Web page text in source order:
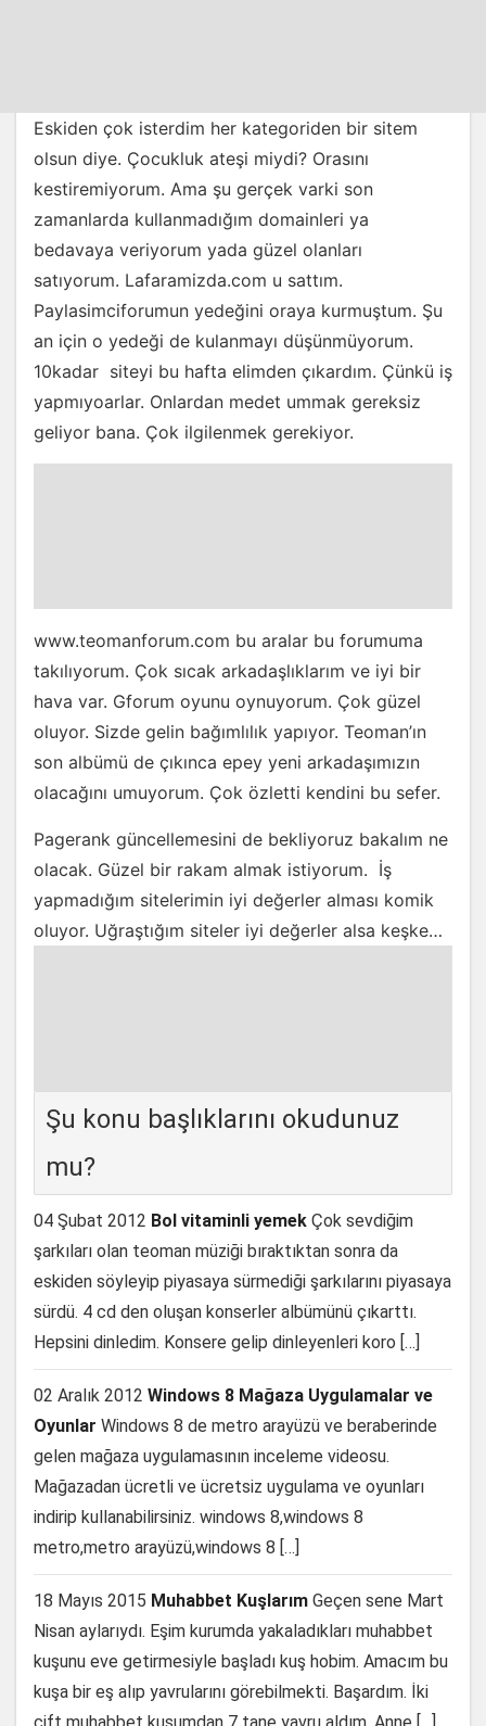
Eskiden çok isterdim her kategoriden bir sitem
olsun diye. Çocukluk ateşi miydi? Orasını
kestiremiyorum. Ama şu gerçek varki son
zamanlarda kullanmadığım domainleri ya
bedavaya veriyorum yada güzel olanları
satıyorum. Lafaramizda.com u sattım.
Paylasimciforumun yedeğini oraya kurmuştum. Şu
an için o yedeği de kulanmayı düşünmüyorum.
10kadar siteyi bu hafta elimden çıkardım. Çünkü iş
yapmıyoarlar. Onlardan medet ummak gereksiz
geliyor bana. Çok ilgilenmek gerekiyor.
www.teomanforum.com bu aralar bu forumuma
takılıyorum. Çok sıcak arkadaşlıklarım ve iyi bir
hava var. Gforum oyunu oynuyorum. Çok güzel
oluyor. Sizde gelin bağımlılık yapıyor. Teoman’ın
son albümü de çıkınca epey yeni arkadaşımızın
olacağını umuyorum. Çok özletti kendini bu sefer.
Pagerank güncellemesini de bekliyoruz bakalım ne
olacak. Güzel bir rakam almak istiyorum. İş
yapmadığım sitelerimin iyi değerler alması komik
oluyor. Uğraştığım siteler iyi değerler alsa keşke…
Şu konu başlıklarını okudunuz
mu?
04 Şubat 2012 Bol vitaminli yemek Çok sevdiğim
şarkıları olan teoman müziği bıraktıktan sonra da
eskiden söyleyip piyasaya sürmediği şarkılarını piyasaya
sürdü. 4 cd den oluşan konserler albümünü çıkarttı.
Hepsini dinledim. Konsere gelip dinleyenleri koro […]
02 Aralık 2012 Windows 8 Mağaza Uygulamalar ve
Oyunlar Windows 8 de metro arayüzü ve beraberinde
gelen mağaza uygulamasının inceleme videosu.
Mağazadan ücretli ve ücretsiz uygulama ve oyunları
indirip kullanabilirsiniz. windows 8,windows 8
metro,metro arayüzü,windows 8 […]
18 Mayıs 2015 Muhabbet Kuşlarım Geçen sene Mart
Nisan aylarıydı. Eşim kurumda yakaladıkları muhabbet
kuşunu eve getirmesiyle başladı kuş hobim. Amacım bu
kuşa bir eş alıp yavrularını görebilmekti. Başardım. İki